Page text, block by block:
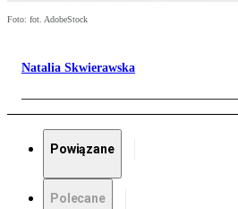
Foto: fot. AdobeStock
Natalia Skwierawska
Powiązane
Polecane